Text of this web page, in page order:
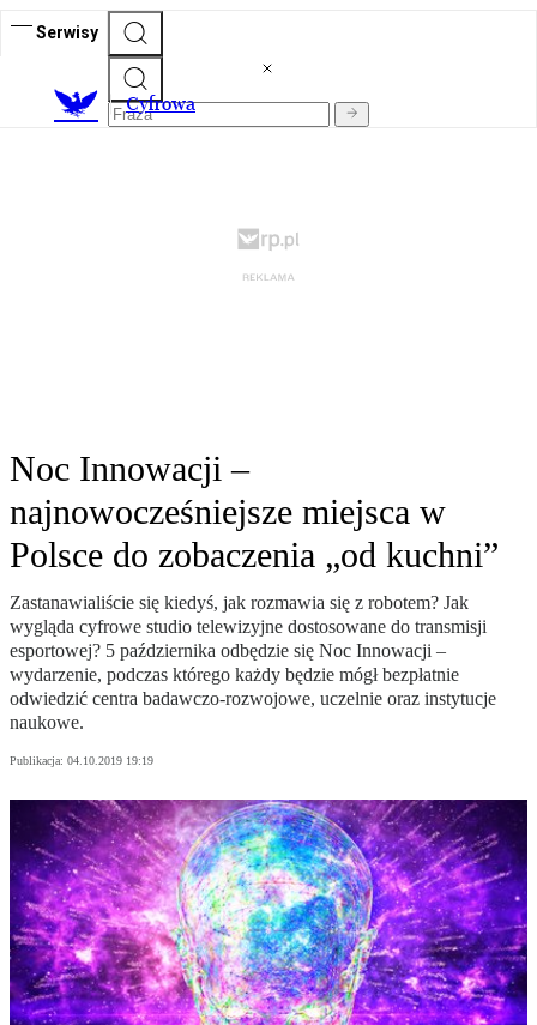
Serwisy
Cyfrowa
Noc Innowacji –
najnowocześniejsze miejsca w
Polsce do zobaczenia „od kuchni”
Zastanawialiście się kiedyś, jak rozmawia się z robotem? Jak
wygląda cyfrowe studio telewizyjne dostosowane do transmisji
esportowej? 5 października odbędzie się Noc Innowacji –
wydarzenie, podczas którego każdy będzie mógł bezpłatnie
odwiedzić centra badawczo-rozwojowe, uczelnie oraz instytucje
naukowe.
Publikacja: 04.10.2019 19:19